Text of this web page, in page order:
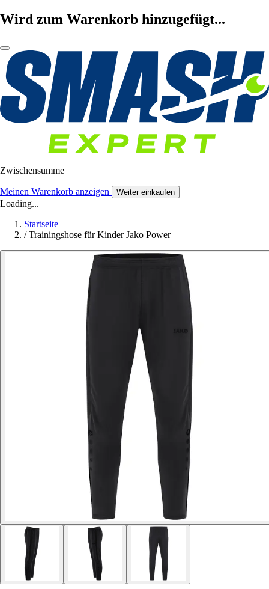
Wird zum Warenkorb hinzugefügt...
Zwischensumme
Meinen Warenkorb anzeigen Weiter einkaufen
Loading...
Startseite
/ Trainingshose für Kinder Jako Power